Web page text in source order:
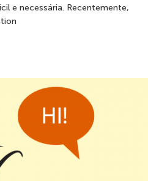
e necessária. Recentemente,